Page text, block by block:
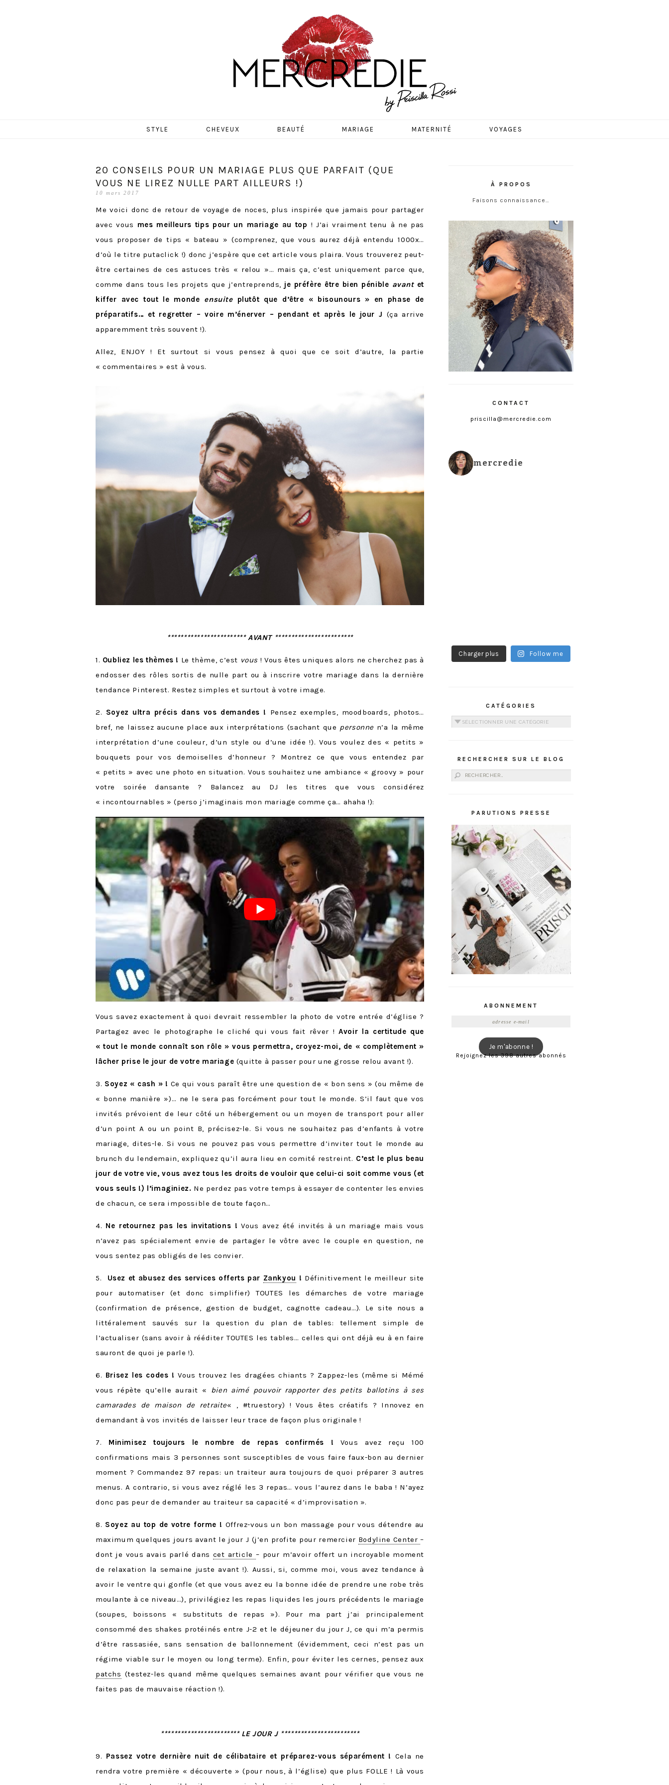
MERCREDIE
STYLE CHEVEUX BEAUTÉ MARIAGE MATERNITÉ VOYAGES
20 CONSEILS POUR UN MARIAGE PLUS QUE PARFAIT (QUE
VOUS NE LIREZ NULLE PART AILLEURS !)
10 mars 2017
Me voici donc de retour de voyage de noces, plus inspirée que jamais pour partager
avec vous mes meilleurs tips pour un mariage au top ! J’ai vraiment tenu à ne pas
vous proposer de tips « bateau » (comprenez, que vous aurez déjà entendu 1000x…
d’où le titre putaclick !) donc j’espère que cet article vous plaira. Vous trouverez peut-
être certaines de ces astuces très « relou »… mais ça, c’est uniquement parce que,
comme dans tous les projets que j’entreprends, je préfère être bien pénible avantet
kiffer avec tout le monde ensuiteplutôt que d’être « bisounours » en phase de
préparatifs… et regretter – voire m’énerver – pendant et après le jour J (ça arrive
apparemment très souvent !).
Allez, ENJOY ! Et surtout si vous pensez à quoi que ce soit d’autre, la partie
« commentaires » est à vous.
************************ AVANT ************************
1. Oubliez les thèmes ! Le thème, c’est vous ! Vous êtes uniques alors ne cherchez pas à
endosser des rôles sortis de nulle part ou à inscrire votre mariage dans la dernière
tendance Pinterest. Restez simples et surtout à votre image.
2. Soyez ultra précis dans vos demandes !
Pensez exemples, moodboards, photos…
bref, ne laissez aucune place aux interprétations (sachant que personne n’a la même
interprétation d’une couleur, d’un style ou d’une idée !). Vous voulez des « petits »
bouquets pour vos demoiselles d’honneur ? Montrez ce que vous entendez par
« petits » avec une photo en situation. Vous souhaitez une ambiance « groovy » pour
votre soirée dansante ? Balancez au DJ les titres que vous considérez
« incontournables » (perso j’imaginais mon mariage comme ça… ahaha !):
Vous savez exactement à quoi devrait ressembler la photo de votre entrée d’église ?
Partagez avec le photographe le cliché qui vous fait rêver !Avoir la certitude que
« tout le monde connaît son rôle » vous permettra, croyez-moi, de « complètement »
lâcher prise le jour de votre mariage (quitte à passer pour une grosse relou avant !).
3. Soyez « cash » ! Ce qui vous paraît être une question de « bon sens » (ou même de
« bonne manière »)… ne le sera pas forcément pour tout le monde. S’il faut que vos
invités prévoient de leur côté un hébergement ou un moyen de transport pour aller
d’un point A ou un point B, précisez-le. Si vous ne souhaitez pas d’enfants à votre
mariage, dites-le. Si vous ne pouvez pas vous permettre d’inviter tout le monde au
brunch du lendemain, expliquez qu’il aura lieu en comité restreint. C’est le plus beau
jour de votre vie, vous avez tous les droits de vouloir que celui-ci soit comme vous (et
vous seuls !) l’imaginiez. Ne perdez pas votre temps à essayer de contenter les envies
de chacun, ce sera impossible de toute façon…
4. Ne retournez pas les invitations ! Vous avez été invités à un mariage mais vous
n’avez pas spécialement envie de partager le vôtre avec le couple en question, ne
vous sentez pas obligés de les convier.
5. Usez et abusez des services offerts par Zankyou ! Définitivement le meilleur site
pour automatiser (et donc simplifier) TOUTES les démarches de votre mariage
(confirmation de présence, gestion de budget, cagnotte cadeau…). Le site nous a
littéralement sauvés sur la question du plan de tables: tellement simple de
l’actualiser (sans avoir à rééditer TOUTES les tables… celles qui ont déjà eu à en faire
sauront de quoi je parle !).
6. Brisez les codes ! Vous trouvez les dragées chiants ? Zappez-les (même si Mémé
vous répète qu’elle aurait « bien aimé pouvoir rapporter des petits ballotins à ses
camarades de maison de retraite« , #truestory) ! Vous êtes créatifs ? Innovez en
demandant à vos invités de laisser leur trace de façon plus originale !
7. Minimisez toujours le nombre de repas confirmés ! Vous avez reçu 100
confirmations mais 3 personnes sont susceptibles de vous faire faux-bon au dernier
moment ? Commandez 97 repas: un traiteur aura toujours de quoi préparer 3 autres
menus. A contrario, si vous avez réglé les 3 repas… vous l’aurez dans le baba ! N’ayez
donc pas peur de demander au traiteur sa capacité « d’improvisation ».
8. Soyez au top de votre forme ! Offrez-vous un bon massage pour vous détendre au
maximum quelques jours avant le jour J (j’en profite pour remercier Bodyline Center–
dont je vous avais parlé dans cet article – pour m’avoir offert un incroyable moment
de relaxation la semaine juste avant !). Aussi, si, comme moi, vous avez tendance à
avoir le ventre qui gonfle (et que vous avez eu la bonne idée de prendre une robe très
moulante à ce niveau…), privilégiez les repas liquides les jours précédents le mariage
(soupes, boissons « substituts de repas »). Pour ma part j’ai principalement
consommé des shakes protéinés entre J-2 et le déjeuner du jour J, ce qui m’a permis
d’être rassasiée, sans sensation de ballonnement (évidemment, ceci n’est pas un
régime viable sur le moyen ou long terme). Enfin, pour éviter les cernes, pensez aux
patchs (testez-les quand même quelques semaines avant pour vérifier que vous ne
faites pas de mauvaise réaction !).
************************ LE JOUR J ************************
9. Passez votre dernière nuit de célibataire et préparez-vous séparément ! Cela ne
rendra votre première « découverte » (pour nous, à l’église) que plus FOLLE ! Là vous
À PROPOS
Faisons connaissance…
CONTACT
priscilla@mercredie.com
mercredie
Charger plus Follow me
CATÉGORIES
Catégories
RECHERCHER SUR LE BLOG
Rechercher :
PARUTIONS PRESSE
ABONNEMENT
Je m'abonne !
Rejoignez les 398 autres abonnés